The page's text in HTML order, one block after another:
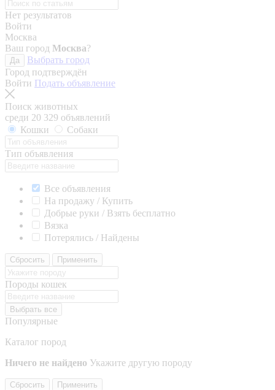
Нет результатов
Войти
Москва
Ваш город Москва?
Да
Выбрать город
Город подтверждён
Войти Подать объявление
Поиск животных
среди 20 329 объявлений
Кошки
Собаки
Тип объявления
Все объявления
На продажу / Купить
Добрые руки / Взять бесплатно
Вязка
Потерялись / Найдены
Сбросить Применить
Породы кошек
Выбрать все
Популярные
Каталог пород
Ничего не найдено Укажите другую породу
Сбросить Применить